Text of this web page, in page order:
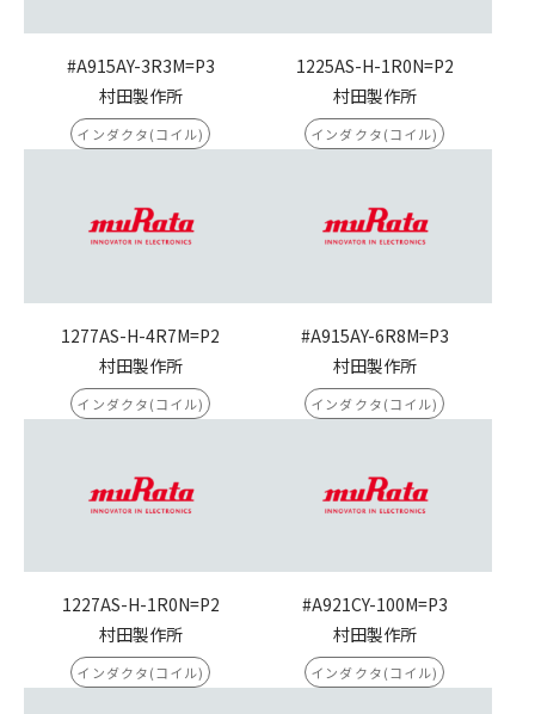
#A915AY-3R3M=P3
村田製作所
インダクタ(コイル)
1225AS-H-1R0N=P2
村田製作所
インダクタ(コイル)
1277AS-H-4R7M=P2
村田製作所
インダクタ(コイル)
#A915AY-6R8M=P3
村田製作所
インダクタ(コイル)
1227AS-H-1R0N=P2
村田製作所
インダクタ(コイル)
#A921CY-100M=P3
村田製作所
インダクタ(コイル)